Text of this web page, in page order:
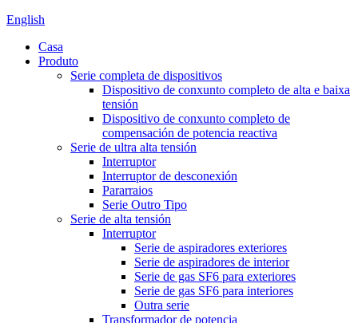
English
Casa
Produto
Serie completa de dispositivos
Dispositivo de conxunto completo de alta e baixa
tensión
Dispositivo de conxunto completo de
compensación de potencia reactiva
Serie de ultra alta tensión
Interruptor
Interruptor de desconexión
Pararraios
Serie Outro Tipo
Serie de alta tensión
Interruptor
Serie de aspiradores exteriores
Serie de aspiradores de interior
Serie de gas SF6 para exteriores
Serie de gas SF6 para interiores
Outra serie
Transformador de potencia